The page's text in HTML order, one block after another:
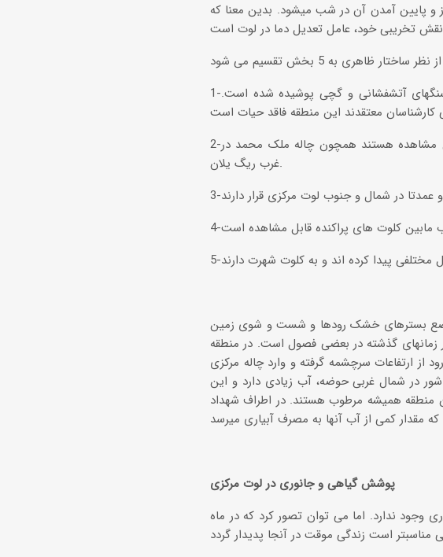
رفتن دما در روز و پایین آمدن آن در شب میشود. بدین معنا که
1-در مرکز، دشت وسیعی قرار دارد که کاملا توسط سنگریزها و قلوه سنگهای آتشفشانی و گچی پوشیده شده است.
2-کویرهای نمکی و گچی که به صورت پراکنده در قسمت مرکزی قابل مشاهده هستند همچون چاله ملک محمد در
غرب ریگ یلان.
وضع بسترهای خشک‏ رودها و شست ‏و شوی زمین
زمانهای گذشته در بعضی‏ فصول است. در منطقه
ارتفاعات سرچشمه گرفته و وارد چاله مرکزی
در شمال غربی حوضه، آب زیادی دارد و این
منطقه همیشه مرطوب هستند. در اطراف شهداد
پوشش گیاهی و جانوری در لوت مرکزی
ندارد. اما می توان تصور کرد که در ماه